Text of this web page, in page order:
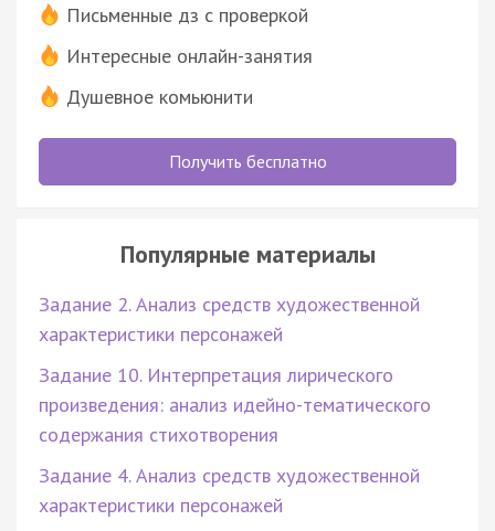
Письменные дз с проверкой
Интересные онлайн-занятия
Душевное комьюнити
Получить бесплатно
Популярные материалы
Задание 2. Анализ средств художественной
характеристики персонажей
Задание 10. Интерпретация лирического
произведения: анализ идейно-тематического
содержания стихотворения
Задание 4. Анализ средств художественной
характеристики персонажей